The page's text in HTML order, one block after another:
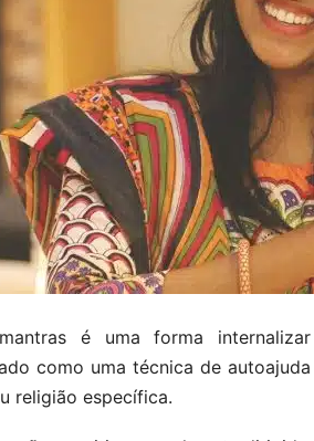
é uma forma
como uma técnica de
religião específica.